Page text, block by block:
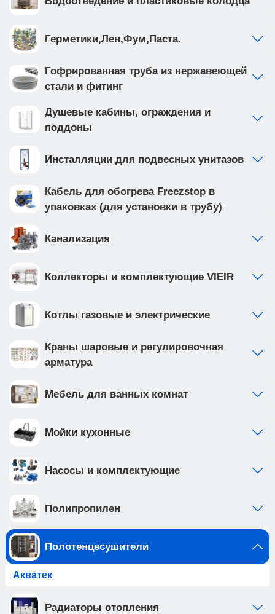
Герметики,Лен,Фум,Паста.
Гофрированная труба из нержавеющей
стали и фитинг
Душевые кабины, ограждения и
поддоны
Инсталляции для подвесных унитазов
Кабель для обогрева Freezstop в
упаковках (для установки в трубу)
Канализация
Коллекторы и комплектующие VIEIR
Котлы газовые и электрические
Краны шаровые и регулировочная
арматура
Мебель для ванных комнат
Мойки кухонные
Насосы и комплектующие
Полипропилен
Полотенцесушители
Акватек
Радиаторы отопления